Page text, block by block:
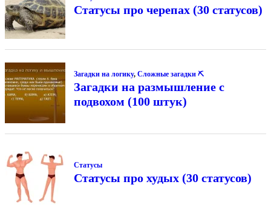
Статусы про черепах (30 статусов)
Загадки на логику, Сложные загадки ⛏
Загадки на размышление с
подвохом (100 штук)
Статусы
Статусы про худых (30 статусов)